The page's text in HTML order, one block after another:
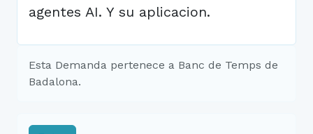
agentes AI. Y su aplicacion.
Esta Demanda pertenece a Banc de Temps de
Badalona.